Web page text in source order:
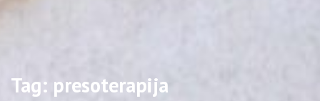
Tag: presoterapija